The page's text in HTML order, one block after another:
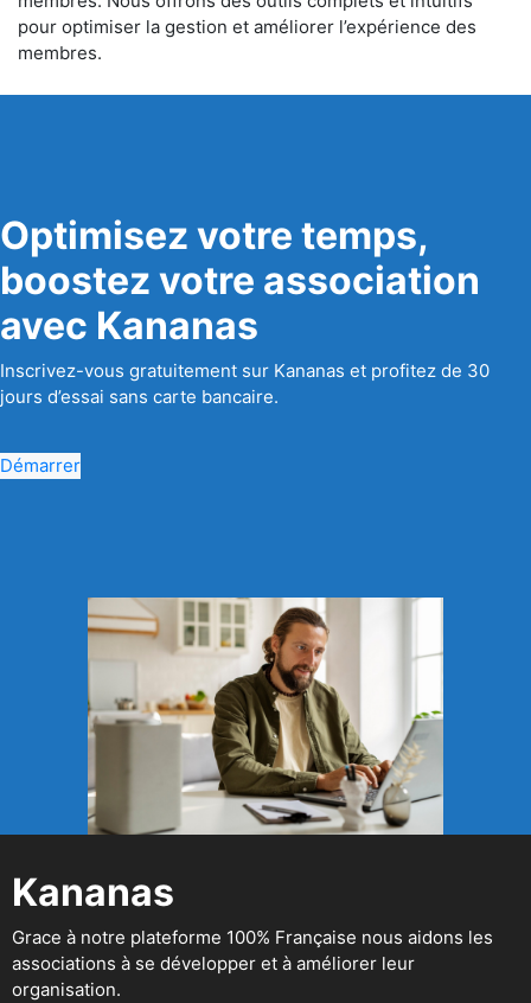
pour optimiser la gestion et améliorer l’expérience des
membres.
Optimisez votre temps,
boostez votre association
avec Kananas
Inscrivez-vous gratuitement sur Kananas et profitez de 30
jours d’essai sans carte bancaire.
Démarrer
Kananas
Grace à notre plateforme 100% Française nous aidons les
associations à se développer et à améliorer leur
organisation.